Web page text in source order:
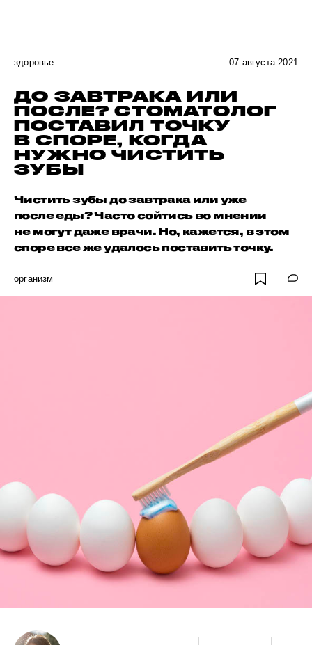
здоровье 07 августа 2021
ДО ЗАВТРАКА ИЛИ
ПОСЛЕ? СТОМАТОЛОГ
ПОСТАВИЛ ТОЧКУ
В СПОРЕ, КОГДА
НУЖНО ЧИСТИТЬ
ЗУБЫ
Чистить зубы до завтрака или уже
после еды? Часто сойтись во мнении
не могут даже врачи. Но, кажется, в этом
споре все же удалось поставить точку.
организм